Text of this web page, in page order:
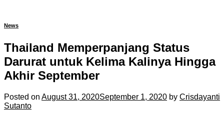
News
Thailand Memperpanjang Status
Darurat untuk Kelima Kalinya Hingga
Akhir September
Posted on August 31, 2020September 1, 2020 by Crisdayanti
Sutanto